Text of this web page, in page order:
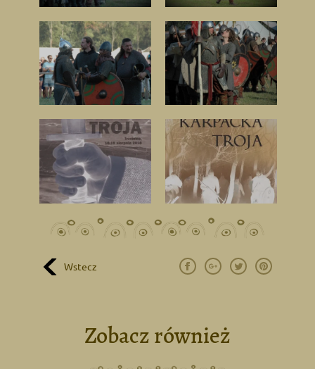
Wstecz
Zobacz również